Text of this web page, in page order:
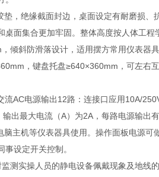
，绝缘截面封边，桌面设定有耐磨损
面集合更加牢固。整体高度按人体工
倾斜防滑落设计，适用摆方常用仪表器
，键盘托盘≥640×360mm，可左右
AC电源输出12路：连接口应用10A/
出最大电流（A）为2A，每路电源输
主机等仪表器具使用。操作面板电源可
设定开关控制。
测实操人员的静电设备佩戴现象及地线